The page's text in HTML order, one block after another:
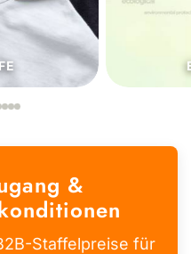
&
Staffelpreise für